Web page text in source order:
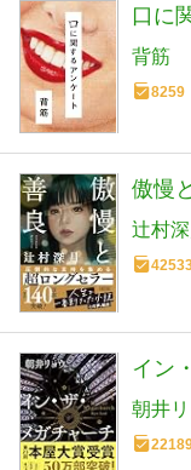
口に
背筋
8259
傲慢
辻村深
イン
朝井